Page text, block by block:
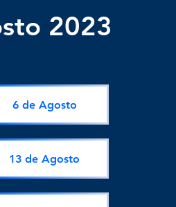
2023
6 de Agosto
13 de Agosto